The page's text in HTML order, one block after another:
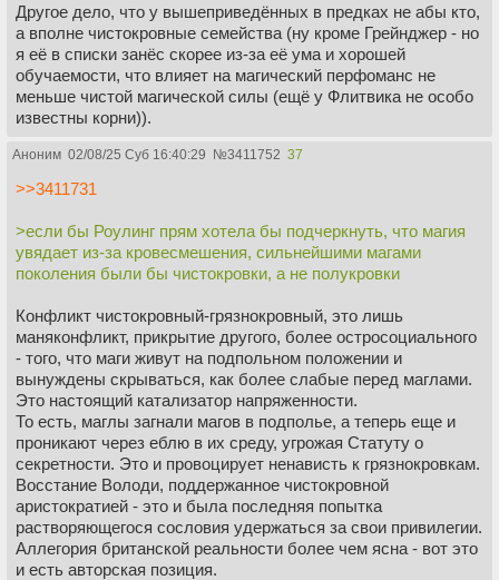
Другое дело, что у вышеприведённых в предках не абы кто,
а вполне чистокровные семейства (ну кроме Грейнджер - но
я её в списки занёс скорее из-за её ума и хорошей
обучаемости, что влияет на магический перфоманс не
меньше чистой магической силы (ещё у Флитвика не особо
известны корни)).
Аноним 02/08/25 Суб 16:40:29 №3411752 37
>>3411731
>если бы Роулинг прям хотела бы подчеркнуть, что магия
увядает из-за кровесмешения, сильнейшими магами
поколения были бы чистокровки, а не полукровки
Конфликт чистокровный-грязнокровный, это лишь
маняконфликт, прикрытие другого, более остросоциального
- того, что маги живут на подпольном положении и
вынуждены скрываться, как более слабые перед маглами.
Это настоящий катализатор напряженности.
То есть, маглы загнали магов в подполье, а теперь еще и
проникают через еблю в их среду, угрожая Статуту о
секретности. Это и провоцирует ненависть к грязнокровкам.
Восстание Володи, поддержанное чистокровной
аристократией - это и была последняя попытка
растворяющегося сословия удержаться за свои привилегии.
Аллегория британской реальности более чем ясна - вот это
и есть авторская позиция.